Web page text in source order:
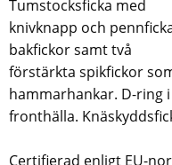
Tumstocksficka med
knivknapp och
bakfickor samt två
förstärkta spikfickor
hammarhankar. D-ring i
fronthälla.
Certifierad enligt EU-